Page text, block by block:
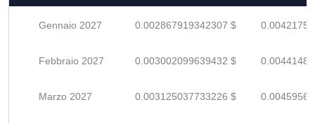
Gennaio 2027 0.002867919342307 $
Febbraio 2027 0.003002099639432 $
Marzo 2027 0.003125037733226 $